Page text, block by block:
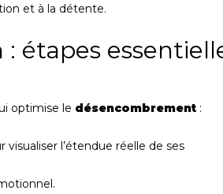
et à la détente.
étapes
optimise le désencombrement :
l’étendue réelle de ses